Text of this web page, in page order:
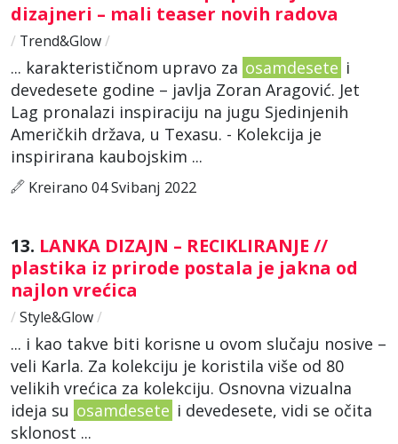
dizajneri – mali teaser novih radova
/ Trend&Glow/
... karakterističnom upravo za osamdesete i
devedesete godine – javlja Zoran Aragović. Jet
Lag pronalazi inspiraciju na jugu Sjedinjenih
Američkih država, u Texasu. - Kolekcija je
inspirirana kaubojskim ...
Kreirano 04 Svibanj 2022
13. LANKA DIZAJN – RECIKLIRANJE //
plastika iz prirode postala je jakna od
najlon vrećica
/ Style&Glow/
... i kao takve biti korisne u ovom slučaju nosive –
veli Karla. Za kolekciju je koristila više od 80
velikih vrećica za kolekciju. Osnovna vizualna
ideja su osamdesete i devedesete, vidi se očita
sklonost ...